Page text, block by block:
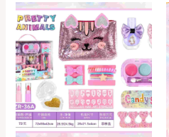
El
precio
original
era:
.
₡7,500
El
precio
actual
es:
.
₡5,250